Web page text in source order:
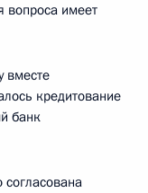
вопроса имеет
вместе
кредитование
банк